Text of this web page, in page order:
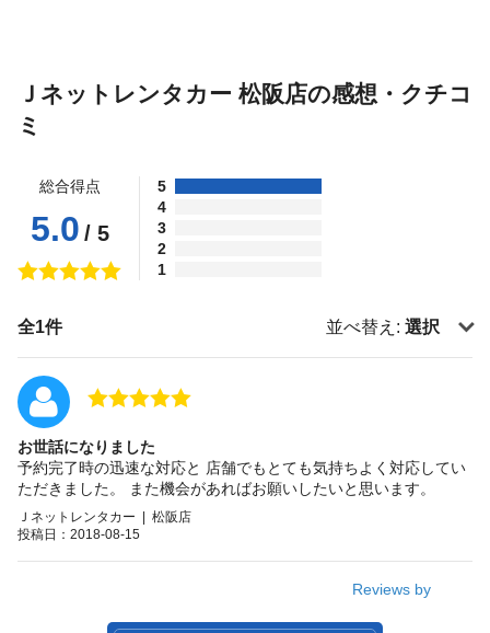
Ｊネットレンタカー 松阪店の感想・クチコ
ミ
総合得点
5.0 / 5
5
4
3
2
1
全1件 並べ替え: 選択
お世話になりました
予約完了時の迅速な対応と 店舗でもとても気持ちよく対応してい
ただきました。 また機会があればお願いしたいと思います。
Ｊネットレンタカー | 松阪店
投稿日：2018-08-15
Reviews by